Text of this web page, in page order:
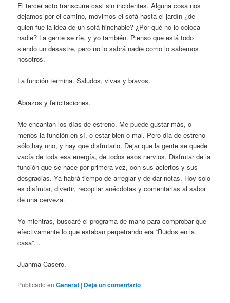
El tercer acto transcurre casi sin incidentes. Alguna cosa nos
dejamos por el camino, movimos el sofá hasta el jardín ¿de
quien fue la idea de un sofá hinchable? ¿Por qué no lo coloca
nadie? La gente se ríe, y yo también. Pienso que está todo
siendo un desastre, pero no lo sabrá nadie como lo sabemos
nosotros.
La función termina. Saludos, vivas y bravos.
Abrazos y felicitaciones.
Me encantan los días de estreno. Me puede gustar más, o
menos la función en sí, o estar bien o mal. Pero día de estreno
sólo hay uno, y hay que disfrutarlo. Dejar que la gente se quede
vacía de toda esa energía, de todos esos nervios. Disfrutar de la
función que se hace por primera vez, con sus aciertos y sus
desgracias. Ya habrá tiempo de arreglar y de dar notas. Hoy solo
es disfrutar, divertir, recopilar anécdotas y comentarlas al sabor
de una cerveza.
Yo mientras, buscaré el programa de mano para comprobar que
efectivamente lo que estaban perpetrando era “Ruidos en la
casa”…
Juanma Casero.
Publicado en General | Deja un comentario